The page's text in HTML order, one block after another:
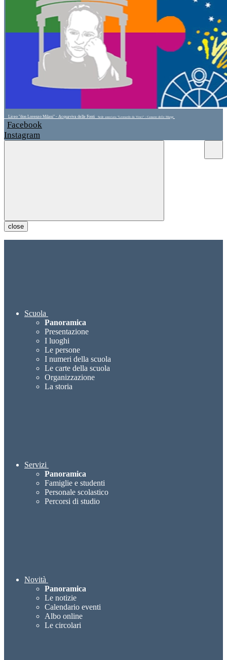
Liceo "don Lorenzo Milani" - Acquaviva delle Fonti Sede associata "Leonardo da Vinci" - Cassano delle Murge
Facebook
Instagram
close
Scuola
Panoramica
Presentazione
I luoghi
Le persone
I numeri della scuola
Le carte della scuola
Organizzazione
La storia
Servizi
Panoramica
Famiglie e studenti
Personale scolastico
Percorsi di studio
Novità
Panoramica
Le notizie
Calendario eventi
Albo online
Le circolari